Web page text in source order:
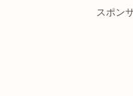
スポン